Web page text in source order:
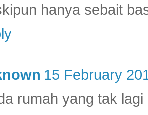
hanya sebait
15 February
rumah yang tak